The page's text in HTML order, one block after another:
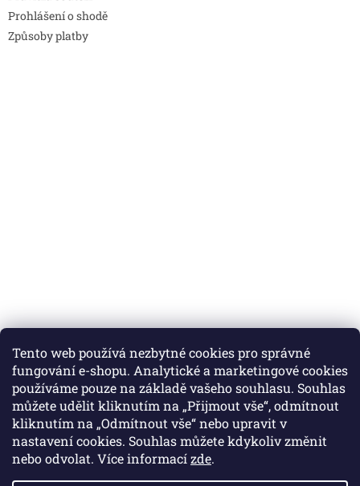
Tento web používá nezbytné cookies pro správné
fungování e-shopu. Analytické a marketingové cookies
používáme pouze na základě vašeho souhlasu. Souhlas
můžete udělit kliknutím na „Přijmout vše“, odmítnout
kliknutím na „Odmítnout vše“ nebo upravit v
nastavení cookies. Souhlas můžete kdykoliv změnit
nebo odvolat. Více informacízde.
Prohlášení o shodě
Způsoby platby
Instagram